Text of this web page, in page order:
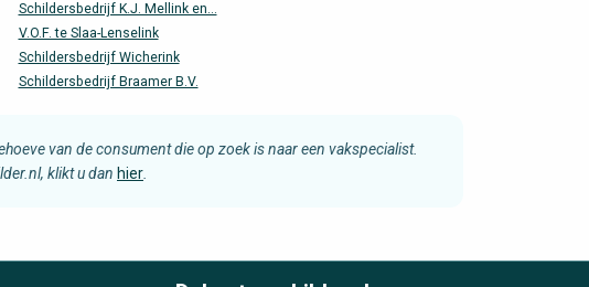
Schildersbedrijf K.J. Mellink en...
V.O.F. te Slaa-Lenselink
Schildersbedrijf Wicherink
Schildersbedrijf Braamer B.V.
van de consument die op zoek is naar een vakspecialist.
klikt u dan hier